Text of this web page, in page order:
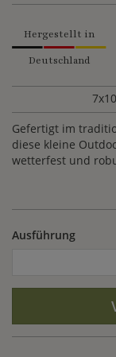
Hergestellt in
Deutschland
Gefertigt im
diese kleine
wetterfest und
Ausführung